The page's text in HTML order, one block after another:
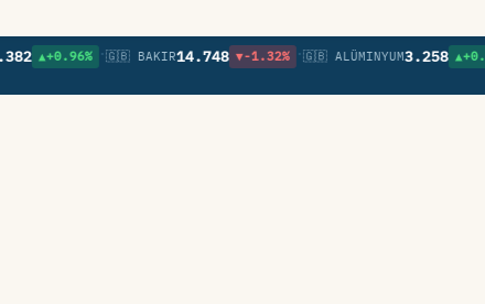
▲+0.96% 🇬🇧 BAKIR14.748 ▼-1.32% 🇬🇧 ALÜMINYUM3.258 ▲+0.13%